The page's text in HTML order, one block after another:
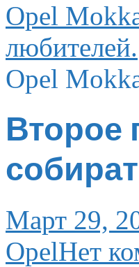
Opel
любителей.
Opel
Второе
Март 29,
OpelНет